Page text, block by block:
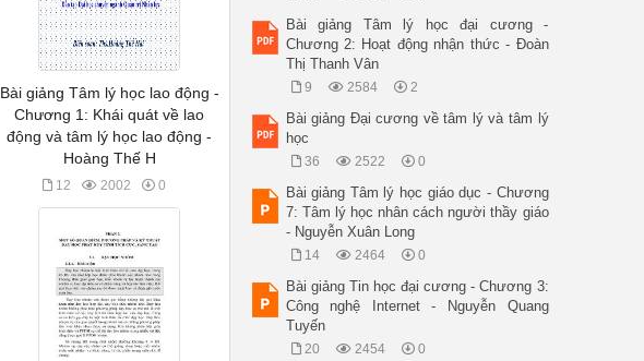
Bài giảng Tâm lý học lao động -
Chương 1: Khái quát về lao
động và tâm lý học lao động -
Hoàng Thế H
12 2002 0
Bài giảng Tâm lý học đại cương -
Chương 2: Hoạt động nhận thức - Đoàn
Thị Thanh Vân
9 2584 2
Bài giảng Đại cương về tâm lý và tâm lý
học
36 2522 0
Bài giảng Tâm lý học giáo dục - Chương
7: Tâm lý học nhân cách người thầy giáo
- Nguyễn Xuân Long
14 2464 0
Bài giảng Tin học đại cương - Chương 3:
Công nghệ Internet - Nguyễn Quang
Tuyến
20 2454 0